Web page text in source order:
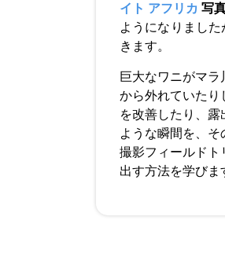
イト アフリカ 写
ようになりまし
きます。
巨大なワニがマ
から外れていたり
を改善したり、
ような瞬間を、
撮影フィールドト
出す方法を学びま